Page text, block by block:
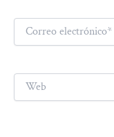
Correo
electrónico*
Web